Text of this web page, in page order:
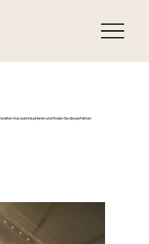
Auswahl inspirieren und finden Sie die perfekten